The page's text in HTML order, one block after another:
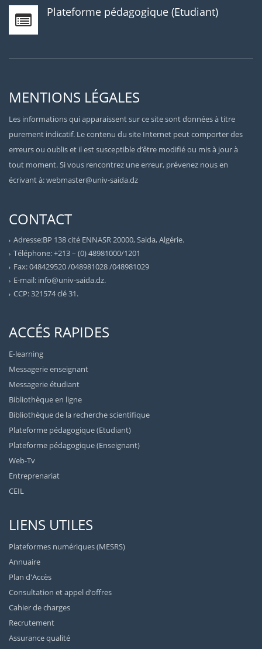
Plateforme pédagogique (Etudiant)
MENTIONS LÉGALES
Les informations qui apparaissent sur ce site sont données à titre
purement indicatif. Le contenu du site Internet peut comporter des
erreurs ou oublis et il est susceptible d’être modifié ou mis à jour à
tout moment. Si vous rencontrez une erreur, prévenez nous en
écrivant à: webmaster@univ-saida.dz
CONTACT
Adresse:BP 138 cité ENNASR 20000, Saida, Algérie.
Téléphone: +213 – (0) 48981000/1201
Fax: 048429520 /048981028 /048981029
E-mail: info@univ-saida.dz.
CCP: 321574 clé 31.
ACCÉS RAPIDES
E-learning
Messagerie enseignant
Messagerie étudiant
Bibliothèque en ligne
Bibliothèque de la recherche scientifique
Plateforme pédagogique (Etudiant)
Plateforme pédagogique (Enseignant)
Web-Tv
Entreprenariat
CEIL
LIENS UTILES
Plateformes numériques (MESRS)
Annuaire
Plan d'Accès
Consultation et appel d’offres
Cahier de charges
Recrutement
Assurance qualité